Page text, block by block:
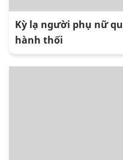
Kỳ lạ người phụ nữ
hành thối